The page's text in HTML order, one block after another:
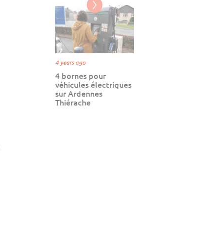
4 bornes pour
véhicules électriques
sur Ardennes
Thiérache
4 years ago